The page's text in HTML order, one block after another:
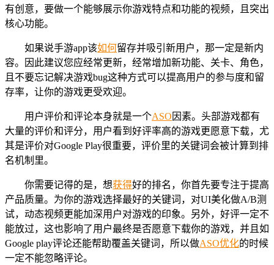
有创意，要做一个能够展示你游戏特点和功能的视频，且突出
核心功能。
如果说手游app该如何留存并吸引新用户，那一定是新内
容。因此建议您应经常更新，经常增加新功能、关卡、角色，
且不要忘记解决游戏bug这种方式可以提高用户的参与度和留
存率，让你的游戏更受欢迎。
用户评价和评论本身就是一个ASO 因素。头部游戏都有
大量的评价和评分，用户看到好评率高的游戏更愿意下载，尤
其是评价对Google Play很重要，评价里的关键词会被计算到排
名机制里。
你需要记得的是，想获得好的排名，你首先要专注于提高
产品质量。为你的游戏选择最好的关键词，对UI美化做A/B测
试，动态视频更能加深用户对游戏的印象。另外，好评一定不
能放过，这也影响了用户最终是否愿意下载你的游戏，并且如
Google play评论还能帮助覆盖关键词，所以做ASO优化的时候
一定不能忽略评论。